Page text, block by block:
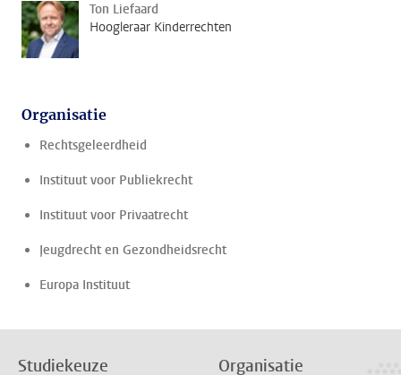
Ton Liefaard
Hoogleraar Kinderrechten
Organisatie
Rechtsgeleerdheid
Instituut voor Publiekrecht
Instituut voor Privaatrecht
Jeugdrecht en Gezondheidsrecht
Europa Instituut
Studiekeuze Organisatie